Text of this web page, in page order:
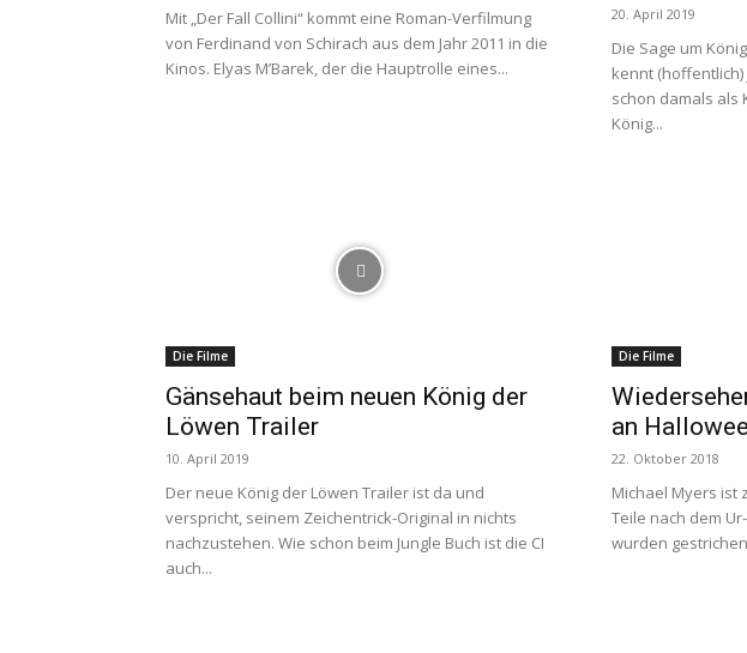
Mit „Der Fall Collini“ kommt eine Roman-Verfilmung
von Ferdinand von Schirach aus dem Jahr 2011 in die
Kinos. Elyas M’Barek, der die Hauptrolle eines...
20. April 2019
Die Sage um
kennt
schon damals als
König...
Die Filme
Gänsehaut beim neuen König der
Löwen Trailer
10. April 2019
Der neue König der Löwen Trailer ist da und
verspricht, seinem Zeichentrick-Original in nichts
nachzustehen. Wie schon beim Jungle Buch ist die CI
auch...
Die Filme
an
22. Oktober 2018
Michael Myers ist
Teile nach dem
wurden